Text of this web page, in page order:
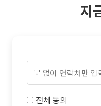
지
전체 동의